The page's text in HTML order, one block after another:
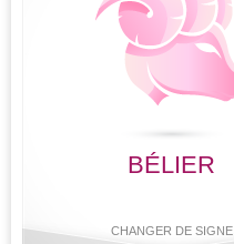
BÉLIER
CHANGER DE SIGNE